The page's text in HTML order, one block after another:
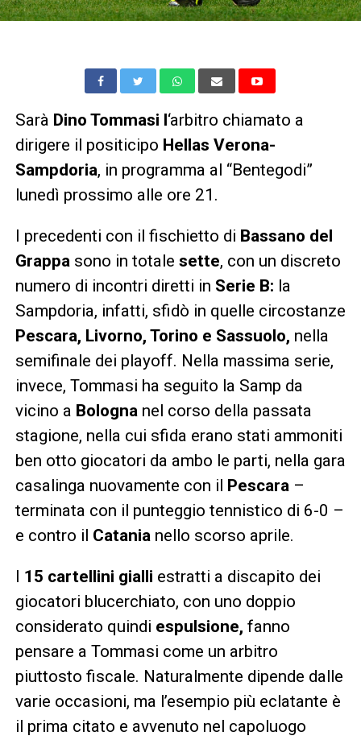
Sarà Dino Tommasi l‘arbitro chiamato a
dirigere il positicipo Hellas Verona-
Sampdoria, in programma al “Bentegodi”
lunedì prossimo alle ore 21.
I precedenti con il fischietto di Bassano del
Grappa sono in totale sette, con un discreto
numero di incontri diretti in Serie B: la
Sampdoria, infatti, sfidò in quelle circostanze
Pescara, Livorno, Torino e Sassuolo, nella
semifinale dei playoff. Nella massima serie,
invece, Tommasi ha seguito la Samp da
vicino a Bologna nel corso della passata
stagione, nella cui sfida erano stati ammoniti
ben otto giocatori da ambo le parti, nella gara
casalinga nuovamente con il Pescara –
terminata con il punteggio tennistico di 6-0 –
e contro il Catania nello scorso aprile.
I 15 cartellini gialli estratti a discapito dei
giocatori blucerchiato, con uno doppio
considerato quindi espulsione, fanno
pensare a Tommasi come un arbitro
piuttosto fiscale. Naturalmente dipende dalle
varie occasioni, ma l’esempio più eclatante è
il prima citato e avvenuto nel capoluogo